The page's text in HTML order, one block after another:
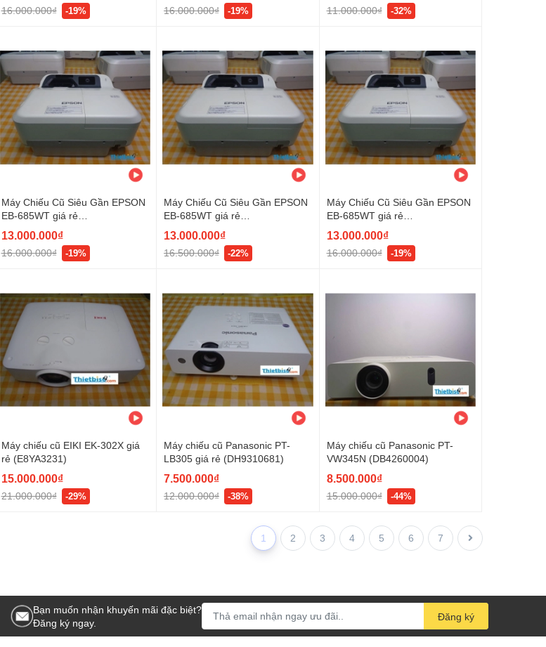
16.000.000₫ -19% 16.000.000₫ -19% 11.000.000₫ -32%
Máy Chiếu Cũ Siêu Gần EPSON
EB-685WT giá rẻ
(X28X8701490)
13.000.000₫
16.000.000₫ -19%
Máy Chiếu Cũ Siêu Gần EPSON
EB-685WT giá rẻ
(X28X8600914)
13.000.000₫
16.500.000₫ -22%
Máy Chiếu Cũ Siêu Gần EPSON
EB-685WT giá rẻ
(X28X8600703)
13.000.000₫
16.000.000₫ -19%
Máy chiếu cũ EIKI EK-302X giá
rẻ (E8YA3231)
15.000.000₫
21.000.000₫ -29%
Máy chiếu cũ Panasonic PT-
LB305 giá rẻ (DH9310681)
7.500.000₫
12.000.000₫ -38%
Máy chiếu cũ Panasonic PT-
VW345N (DB4260004)
8.500.000₫
15.000.000₫ -44%
1 2 3 4 5 6 7
Bạn muốn nhận khuyến mãi đặc biệt?
Đăng ký ngay.
Đăng ký